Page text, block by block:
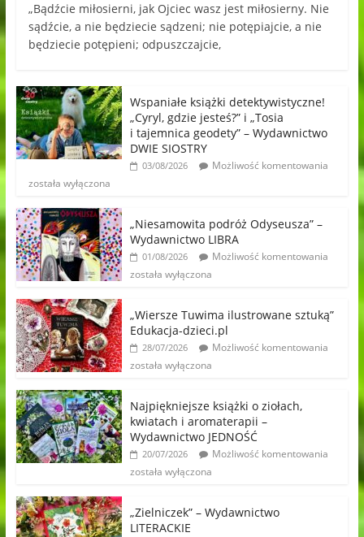
„Bądźcie miłosierni, jak Ojciec wasz jest miłosierny. Nie
sądźcie, a nie będziecie sądzeni; nie potępiajcie, a nie
będziecie potępieni; odpuszczajcie,
Wspaniałe książki detektywistyczne!
„Cyryl, gdzie jesteś?” i „Tosia
i tajemnica geodety” – Wydawnictwo
DWIE SIOSTRY
03/08/2026
Możliwość komentowania
została wyłączona
„Niesamowita podróż Odyseusza” –
Wydawnictwo LIBRA
01/08/2026
Możliwość komentowania
została wyłączona
„Wiersze Tuwima ilustrowane sztuką”
Edukacja-dzieci.pl
28/07/2026
Możliwość komentowania
została wyłączona
Najpiękniejsze książki o ziołach,
kwiatach i aromaterapii –
Wydawnictwo JEDNOŚĆ
20/07/2026
Możliwość komentowania
została wyłączona
„Zielniczek” – Wydawnictwo
LITERACKIE